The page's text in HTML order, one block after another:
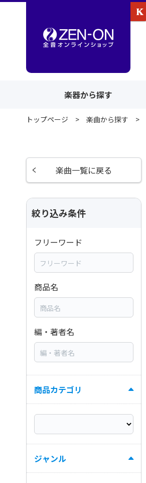
楽器から探す
トップページ 楽曲から探す
楽曲一覧に戻る
絞り込み条件
フリーワード
商品名
編・著者名
商品カテゴリ
ジャンル